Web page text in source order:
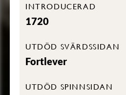
INTRODUCERAD
1720
UTDÖD SVÄRDSSIDAN
Fortlever
UTDÖD SPINNSIDAN